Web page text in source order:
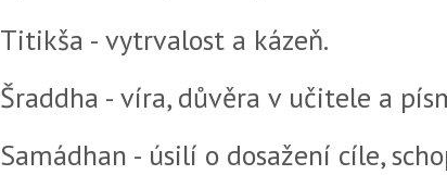
Titikša - vytrvalost a kázeň.
Šraddha - víra, důvěra v učitele a
Samádhan - úsilí o dosažení cíle,